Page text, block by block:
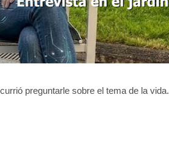
preguntarle sobre el tema de la vida.